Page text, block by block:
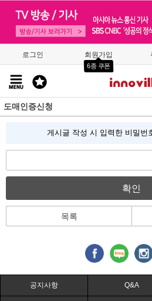
로그인 회원가입
6종 쿠폰
도매인증신청
게시글 작성 시 입력한 비밀번
확인
목록
공지사항 Q&A